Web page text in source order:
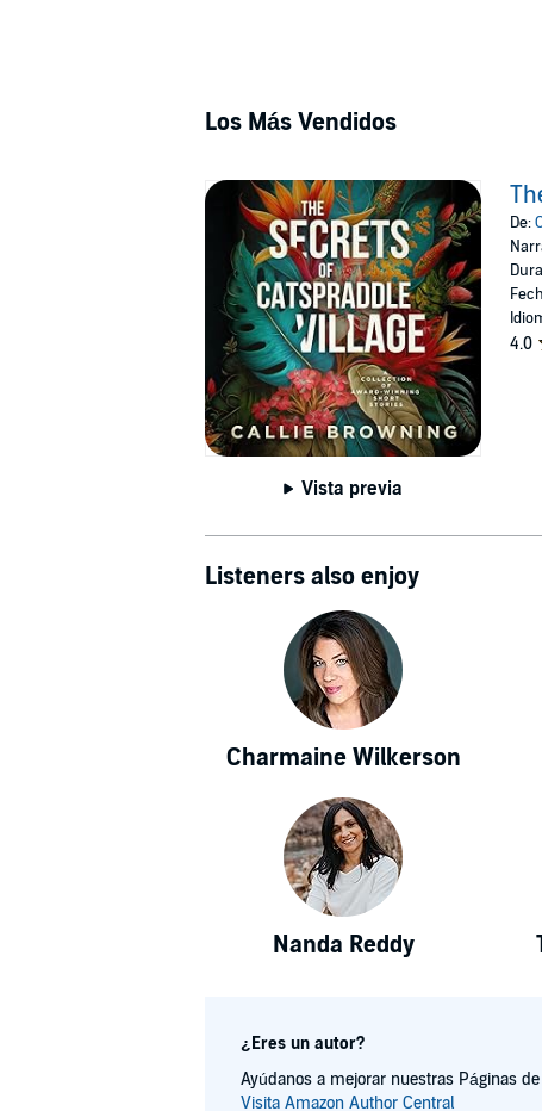
Los Más Vendidos
Vista previa
De:
4.0
Listeners also enjoy
Charmaine Wilkerson
Nanda Reddy
¿Eres un autor?
Ayúdanos a mejorar nuestras Páginas
Visita Amazon Author Central